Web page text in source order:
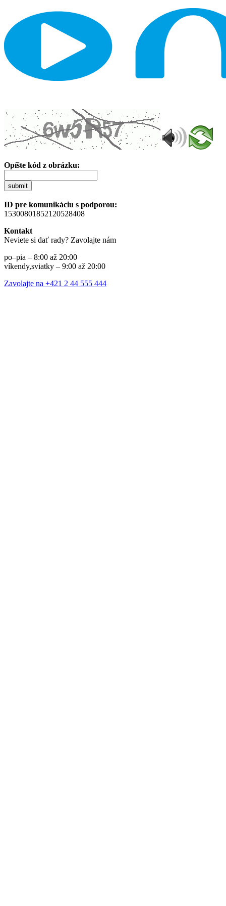
Opíšte kód z obrázku:
submit
ID pre komunikáciu s podporou:
15300801852120528408
Kontakt
Neviete si dať rady? Zavolajte nám
po–pia – 8:00 až 20:00
víkendy,sviatky – 9:00 až 20:00
Zavolajte na +421 2 44 555 444